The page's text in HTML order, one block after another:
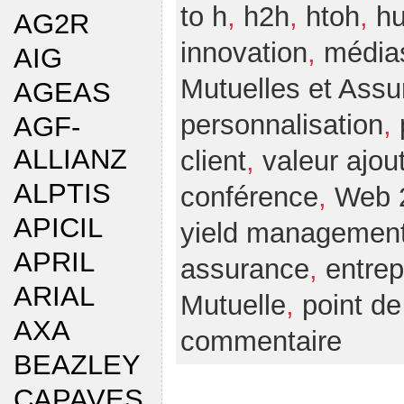
AG2R
AIG
AGEAS
AGF-
ALLIANZ
ALPTIS
APICIL
APRIL
ARIAL
AXA
BEAZLEY
to h, h2h, htoh,
innovation,
Mutuelles et
personnalisation,
client, valeur
conférence, Web
yield
assurance,
Mutuelle, point
commentaire